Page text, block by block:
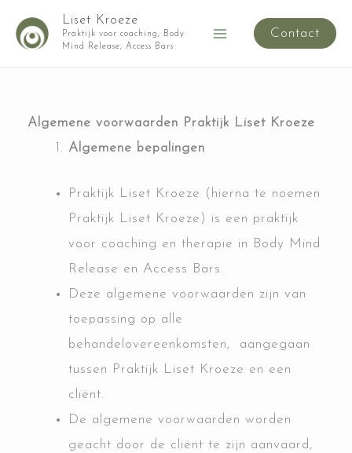
naar
Liset Kroeze
Praktijk voor coaching, Body
Mind Release, Access Bars
Main
Contact
Algemene voorwaarden Praktijk Liset Kroeze
Algemene bepalingen
Praktijk Liset Kroeze (hierna te noemen
Praktijk Liset Kroeze) is een praktijk
voor coaching en therapie in Body Mind
Release en Access Bars.
Deze algemene voorwaarden zijn van
toepassing op alle
behandelovereenkomsten, aangegaan
tussen Praktijk Liset Kroeze en een
cliënt.
De algemene voorwaarden worden
geacht door de cliënt te zijn aanvaard,